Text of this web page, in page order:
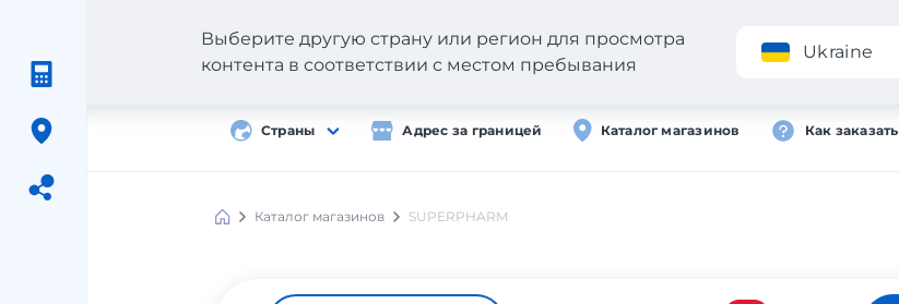
Приложение
Страны Адрес за границей Каталог магазинов Как заказать
Выберите другую страну или регион для просмотра
контента в соответствии с местом пребывания
Ukraine
Meest
Каталог магазинов SUPERPHARM